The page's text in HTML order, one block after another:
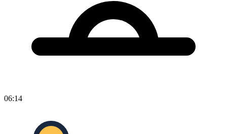
06:14